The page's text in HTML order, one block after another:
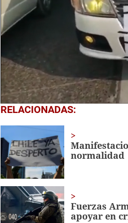
0
seconds
secondsVolume
0%
RELACIONADAS:
normalidad
Fuerzas
apoyar en